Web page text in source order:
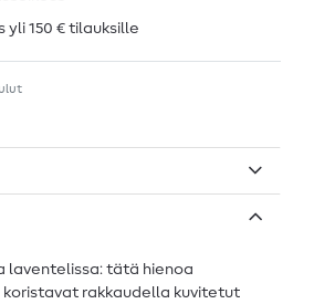
yli 150 € tilauksille
laventelissa: tätä hienoa
rakkaudella kuvitetut